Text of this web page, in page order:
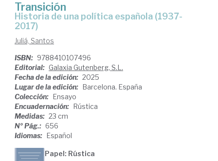
Transición
Historia de una política española (1937-
2017)
Juliá, Santos
ISBN: 9788410107496
Editorial: Galaxia Gutenberg, S.L.
Fecha de la edición: 2025
Lugar de la edición: Barcelona. España
Colección: Ensayo
Encuadernación: Rústica
Medidas: 23 cm
Nº Pág.: 656
Idiomas: Español
Papel: Rústica